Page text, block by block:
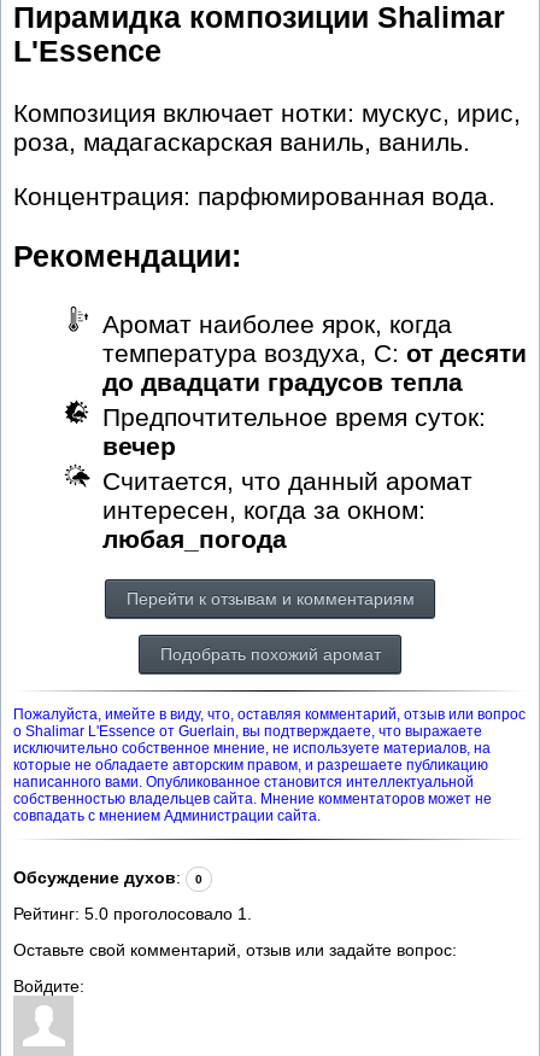
Пирамидка композиции Shalimar
L'Essence
Композиция включает нотки: мускус, ирис,
роза, мадагаскарская ваниль, ваниль.
Концентрация: парфюмированная вода.
Рекомендации:
Аромат наиболее ярок, когда
температура воздуха, С: от десяти
до двадцати градусов тепла
Предпочтительное время суток:
вечер
Считается, что данный аромат
интересен, когда за окном:
любая_погода
Перейти к отзывам и комментариям
Подобрать похожий аромат
Пожалуйста, имейте в виду, что, оставляя комментарий, отзыв или вопрос
о Shalimar L'Essence от Guerlain, вы подтверждаете, что выражаете
исключительно собственное мнение, не используете материалов, на
которые не обладаете авторским правом, и разрешаете публикацию
написанного вами. Опубликованное становится интеллектуальной
собственностью владельцев сайта. Мнение комментаторов может не
совпадать с мнением Администрации сайта.
Обсуждение духов: 0
Рейтинг: 5.0 проголосовало 1
Оставьте свой комментарий, отзыв или задайте вопрос:
Войдите: